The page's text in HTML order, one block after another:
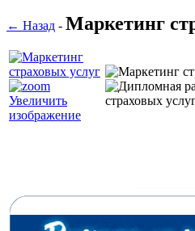
← Назад - Маркетинг
Увеличить
изображение